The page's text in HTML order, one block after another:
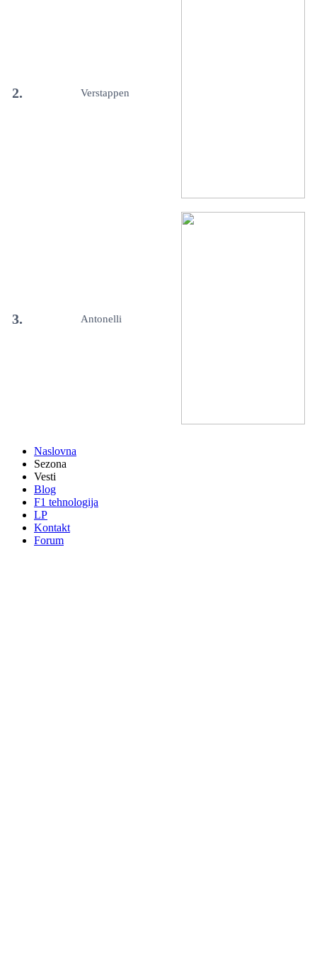
2. Verstappen
3. Antonelli
Naslovna
Sezona
Vesti
Blog
F1 tehnologija
LP
Kontakt
Forum